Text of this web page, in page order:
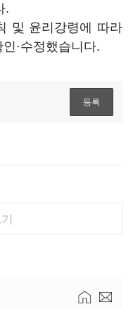
.
및 윤리강령에 따라
·수정했습니다.